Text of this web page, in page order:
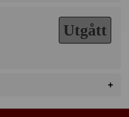
Utgått
+